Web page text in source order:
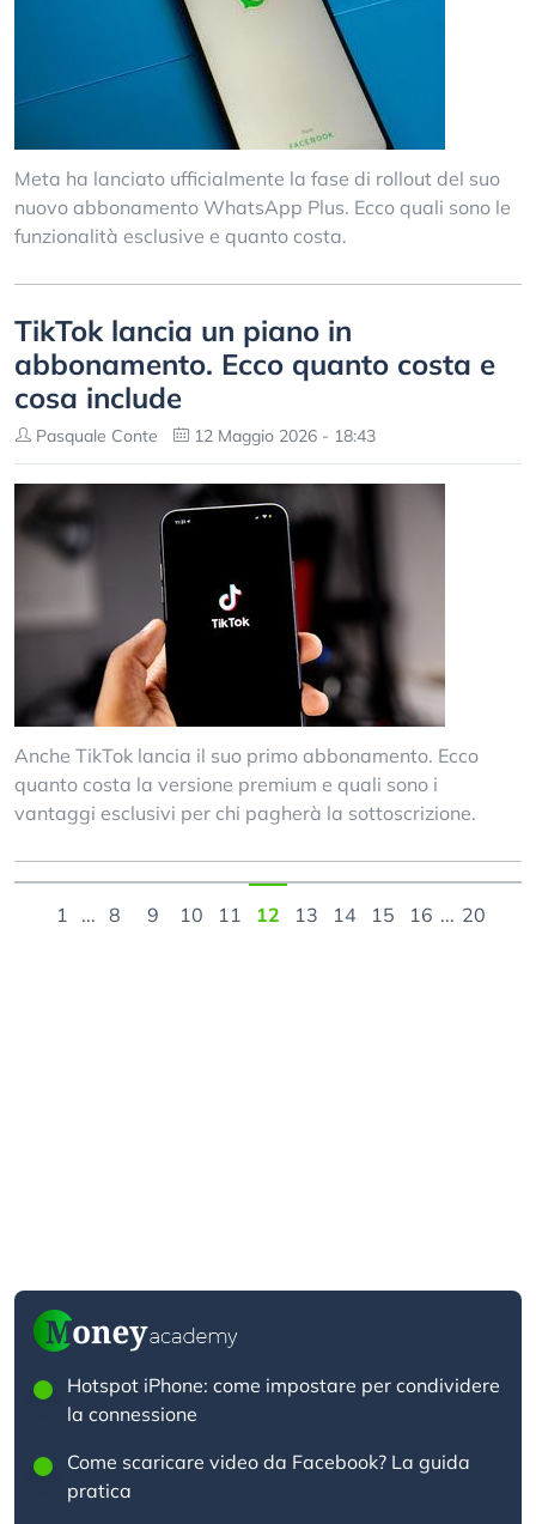
Meta ha lanciato ufficialmente la fase di rollout del suo
nuovo abbonamento WhatsApp Plus. Ecco quali sono le
funzionalità esclusive e quanto costa.
TikTok lancia un piano in
abbonamento. Ecco quanto costa e
cosa include
Pasquale Conte 12 Maggio 2026 - 18:43
Anche TikTok lancia il suo primo abbonamento. Ecco
quanto costa la versione premium e quali sono i
vantaggi esclusivi per chi pagherà la sottoscrizione.
1 ... 8 9 10 11 12 13 14 15 16 ... 20
Hotspot iPhone: come impostare per condividere
la connessione
Come scaricare video da Facebook? La guida
pratica